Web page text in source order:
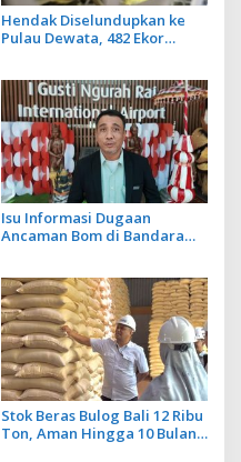
Hendak Diselundupkan ke
Pulau Dewata, 482 Ekor
Isu Informasi Dugaan
Ancaman Bom di Bandara
Lancar
Stok Beras Bulog Bali 12 Ribu
Ton, Aman Hingga 10 Bulan